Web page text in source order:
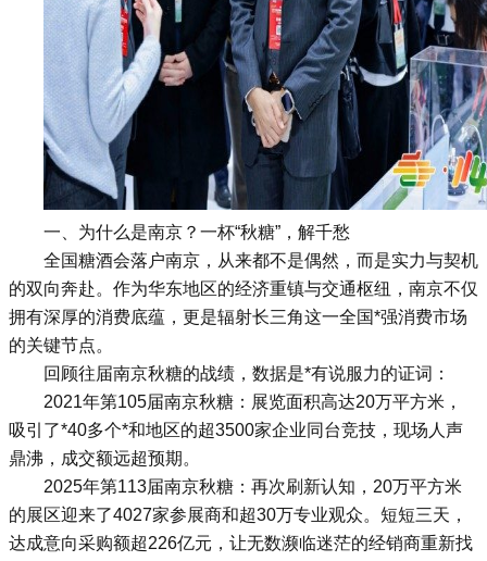
一、为什么是南京？一杯“秋糖”，解千愁
全国糖酒会落户南京，从来都不是偶然，而是实力与契机
的双向奔赴。作为华东地区的经济重镇与交通枢纽，南京不仅
拥有深厚的消费底蕴，更是辐射长三角这一全国*强消费市场
的关键节点。
回顾往届南京秋糖的战绩，数据是*有说服力的证词：
2021年第105届南京秋糖：展览面积高达20万平方米，
吸引了*40多个*和地区的超3500家企业同台竞技，现场人声
鼎沸，成交额远超预期。
2025年第113届南京秋糖：再次刷新认知，20万平方米
的展区迎来了4027家参展商和超30万专业观众。短短三天，
达成意向采购额超226亿元，让无数濒临迷茫的经销商重新找